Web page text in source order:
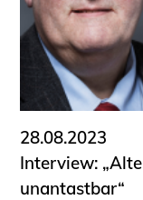
28.08.2023
Interview:
unantastbar“